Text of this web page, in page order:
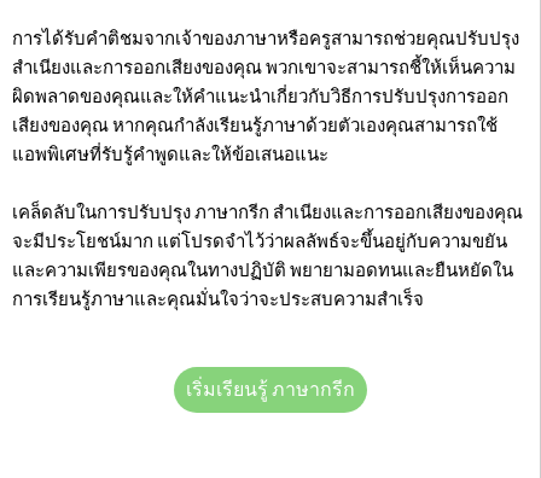
การได้รับคำติชมจากเจ้าของภาษาหรือครูสามารถช่วยคุณปรับปรุง
สำเนียงและการออกเสียงของคุณ พวกเขาจะสามารถชี้ให้เห็นความ
ผิดพลาดของคุณและให้คำแนะนำเกี่ยวกับวิธีการปรับปรุงการออก
เสียงของคุณ หากคุณกำลังเรียนรู้ภาษาด้วยตัวเองคุณสามารถใช้
แอพพิเศษที่รับรู้คำพูดและให้ข้อเสนอแนะ
เคล็ดลับในการปรับปรุง ภาษากรีก สำเนียงและการออกเสียงของคุณ
จะมีประโยชน์มาก แต่โปรดจำไว้ว่าผลลัพธ์จะขึ้นอยู่กับความขยัน
และความเพียรของคุณในทางปฏิบัติ พยายามอดทนและยืนหยัดใน
การเรียนรู้ภาษาและคุณมั่นใจว่าจะประสบความสำเร็จ
เริ่มเรียนรู้ ภาษากรีก